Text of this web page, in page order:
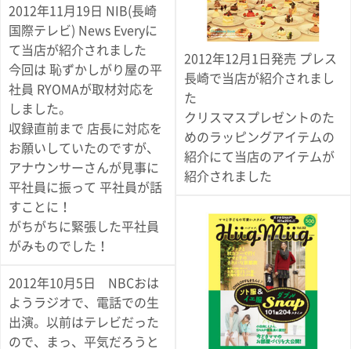
ポスト
投函
330円
5,500
円以上
無料
2012年12月1日発売 プレス
長崎で当店が紹介されまし
た
クリスマスプレゼントのた
めのラッピングアイテムの
紹介にて当店のアイテムが
紹介されました
2012年11月19日 NIB(長崎
国際テレビ) News Everyに
て当店が紹介されました
今回は 恥ずかしがり屋の平
社員 RYOMAが取材対応を
しました。
収録直前まで 店長に対応を
お願いしていたのですが、
アナウンサーさんが見事に
平社員に振って 平社員が話
すことに！
がちがちに緊張した平社員
がみものでした！
2012年10月5日 NBCおは
ようラジオで、電話での生
出演。以前はテレビだった
ので、まっ、平気だろうと